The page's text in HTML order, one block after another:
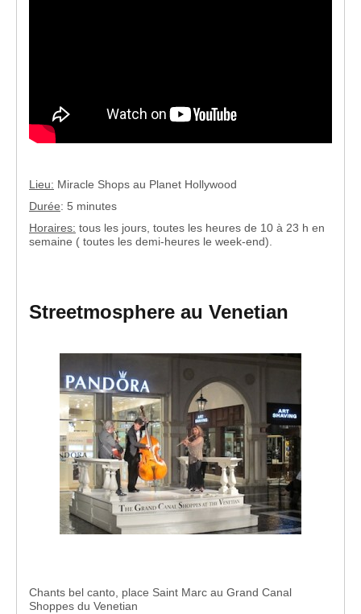
Lieu: Miracle Shops au Planet Hollywood
Durée: 5 minutes
Horaires: tous les jours, toutes les heures de 10 à 23 h en
semaine ( toutes les demi-heures le week-end).
Streetmosphere au Venetian
Chants bel canto, place Saint Marc au Grand Canal
Shoppes du Venetian